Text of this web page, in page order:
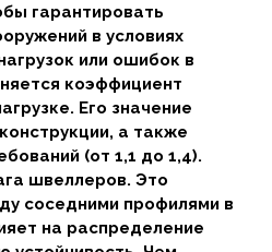
гарантировать
в условиях
или ошибок в
коэффициент
Его значение
а также
(от 1,1 до 1,4).
швеллеров. Это
соседними профилями в
на распределение